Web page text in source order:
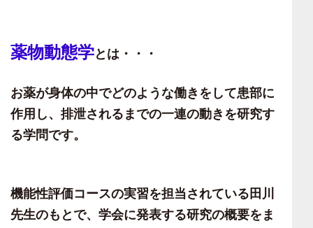
薬物動態学とは・・・
お薬が身体の中でどのような働きをして患部に
作用し、排泄されるまでの一連の動きを研究す
る学問です。
機能性評価コースの実習を担当されている田川
先生のもとで、学会に発表する研究の概要をま